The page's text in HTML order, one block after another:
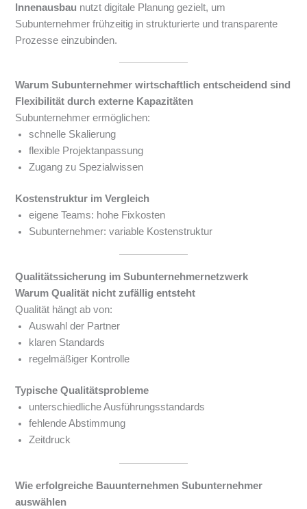
Innenausbau nutzt digitale Planung gezielt, um
Subunternehmer frühzeitig in strukturierte und transparente
Prozesse einzubinden.
Warum Subunternehmer wirtschaftlich entscheidend sind
Flexibilität durch externe Kapazitäten
Subunternehmer ermöglichen:
schnelle Skalierung
flexible Projektanpassung
Zugang zu Spezialwissen
Kostenstruktur im Vergleich
eigene Teams: hohe Fixkosten
Subunternehmer: variable Kostenstruktur
Qualitätssicherung im Subunternehmernetzwerk
Warum Qualität nicht zufällig entsteht
Qualität hängt ab von:
Auswahl der Partner
klaren Standards
regelmäßiger Kontrolle
Typische Qualitätsprobleme
unterschiedliche Ausführungsstandards
fehlende Abstimmung
Zeitdruck
Wie erfolgreiche Bauunternehmen Subunternehmer
auswählen